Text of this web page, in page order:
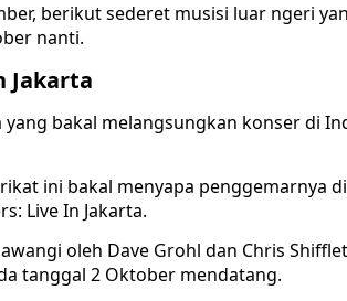
berikut sederet musisi luar ngeri
nanti.
Jakarta
bakal melangsungkan konser di
ini bakal menyapa penggemarnya
Live In Jakarta.
oleh Dave Grohl dan Chris
tanggal 2 Oktober mendatang.